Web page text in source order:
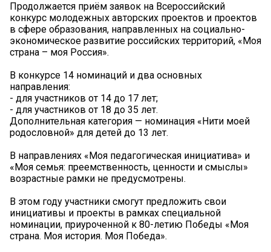
Продолжается приём заявок на Всероссийский
конкурс молодежных авторских проектов и проектов
в сфере образования, направленных на социально-
экономическое развитие российских территорий, «Моя
страна – моя Россия».
В конкурсе 14 номинаций и два основных
направления:
- для участников от 14 до 17 лет;
- для участников от 18 до 35 лет.
Дополнительная категория — номинация «Нити моей
родословной» для детей до 13 лет.
В направлениях «Моя педагогическая инициатива» и
«Моя семья: преемственность, ценности и смыслы»
возрастные рамки не предусмотрены.
В этом году участники смогут предложить свои
инициативы и проекты в рамках специальной
номинации, приуроченной к 80-летию Победы «Моя
страна. Моя история. Моя Победа».